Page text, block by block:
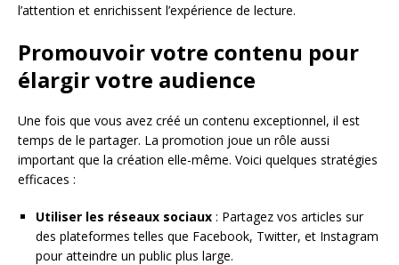
l’attention et enrichissent l’expérience de lecture.
Promouvoir votre contenu pour
élargir votre audience
Une fois que vous avez créé un contenu exceptionnel, il est
temps de le partager. La promotion joue un rôle aussi
important que la création elle-même. Voici quelques stratégies
efficaces :
Utiliser les réseaux sociaux : Partagez vos articles sur
des plateformes telles que Facebook, Twitter, et Instagram
pour atteindre un public plus large.